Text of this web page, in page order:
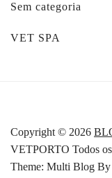
Sem categoria
VET SPA
Copyright © 2026
VETPORTO Todos
Theme: Multi Blog By